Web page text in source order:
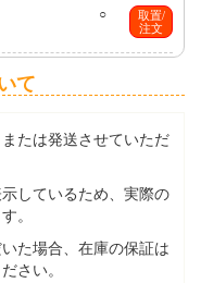
取置/
注文
○
て
たは発送させていただ
しているため、実際の
。
た場合、在庫の保証は
さい。